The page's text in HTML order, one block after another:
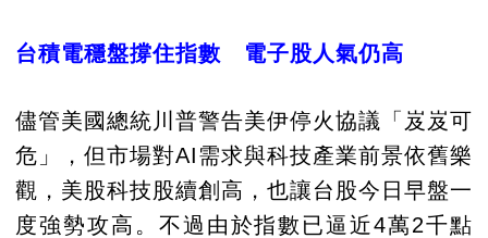
台積電穩盤撐住指數 電子股人氣仍高
儘管美國總統川普警告美伊停火協議「岌岌可
危」，但市場對AI需求與科技產業前景依舊樂
觀，美股科技股續創高，也讓台股今日早盤一
度強勢攻高。不過由於指數已逼近4萬2千點